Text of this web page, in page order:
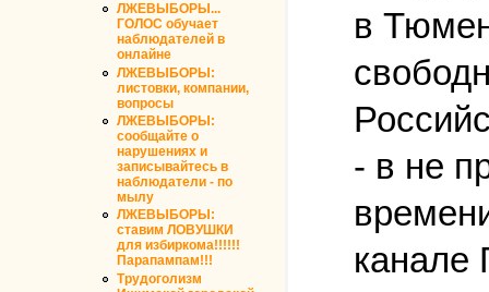
ЛЖЕВЫБОРЫ...
ГОЛОС обучает
наблюдателей в
онлайне
ЛЖЕВЫБОРЫ:
листовки, компании,
вопросы
ЛЖЕВЫБОРЫ:
сообщайте о
нарушениях и
записывайтесь в
наблюдатели - по
мылу
ЛЖЕВЫБОРЫ:
ставим ЛОВУШКИ
для избиркома!!!!!!
Парапампам!!!
Трудоголизм
в
- в не
канале